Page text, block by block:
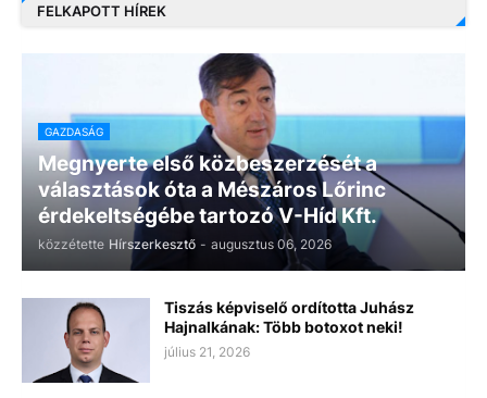
FELKAPOTT HÍREK
GAZDASÁG
Megnyerte első közbeszerzését a
választások óta a Mészáros Lőrinc
érdekeltségébe tartozó V-Híd Kft.
közzétette Hírszerkesztő - augusztus 06, 2026
Tiszás képviselő ordította Juhász
Hajnalkának: Több botoxot neki!
július 21, 2026